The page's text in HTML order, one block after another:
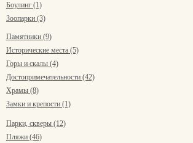
Боулинг (1)
Зоопарки (3)
Памятники (9)
Исторические места (5)
Горы и скалы (4)
Достопримечательности (42)
Храмы (8)
Замки и крепости (1)
Парки, скверы (12)
Пляжи (46)